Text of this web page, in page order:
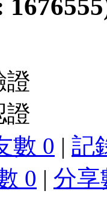
證
證
數 0 | 記
0 | 分享